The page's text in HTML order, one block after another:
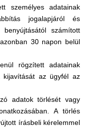
személyes adatainak
jogalapjáról és
számított
30 napon belül
rögzített adatainak
kijavítását az ügyfél az
adatok törlését vagy
A törlés
írásbeli kérelemmel